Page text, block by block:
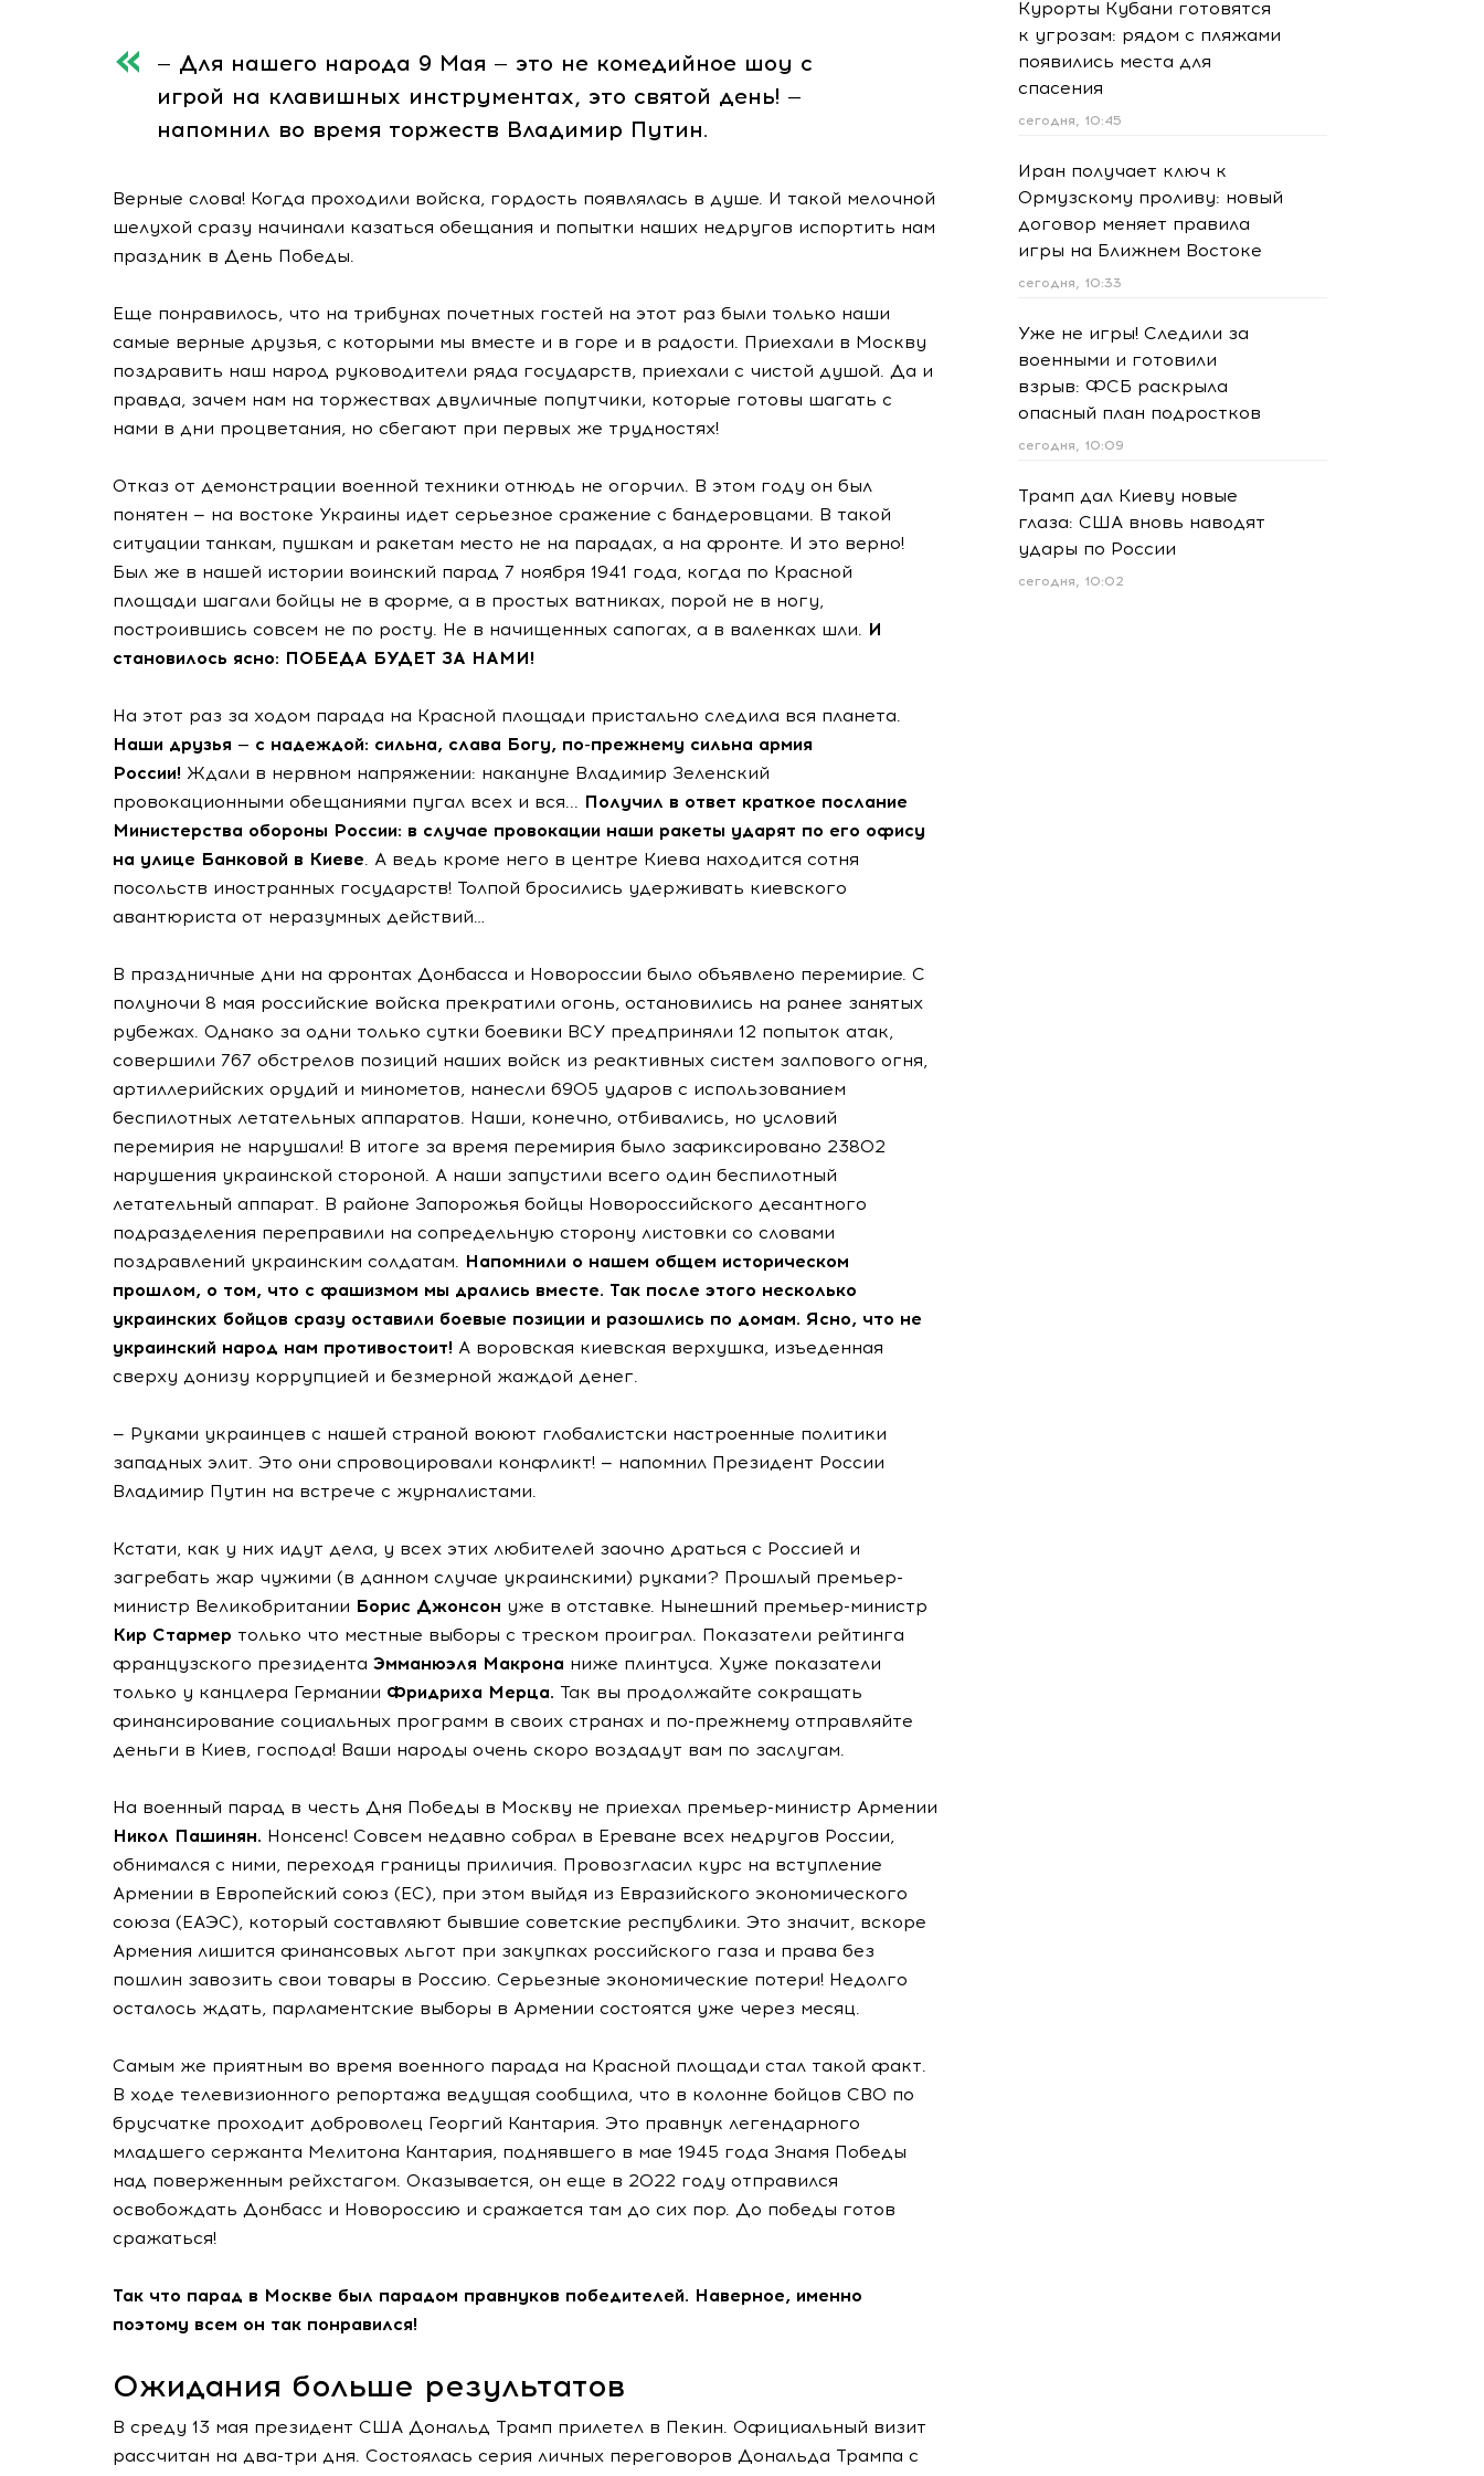
— Для нашего народа 9 Мая — это не комедийное шоу с
игрой на клавишных инструментах, это святой день! —
напомнил во время торжеств Владимир Путин.
Верные слова! Когда проходили войска, гордость появлялась в душе. И такой мелочной
шелухой сразу начинали казаться обещания и попытки наших недругов испортить нам
праздник в День Победы.
Еще понравилось, что на трибунах почетных гостей на этот раз были только наши
самые верные друзья, с которыми мы вместе и в горе и в радости. Приехали в Москву
поздравить наш народ руководители ряда государств, приехали с чистой душой. Да и
правда, зачем нам на торжествах двуличные попутчики, которые готовы шагать с
нами в дни процветания, но сбегают при первых же трудностях!
Отказ от демонстрации военной техники отнюдь не огорчил. В этом году он был
понятен — на востоке Украины идет серьезное сражение с бандеровцами. В такой
ситуации танкам, пушкам и ракетам место не на парадах, а на фронте. И это верно!
Был же в нашей истории воинский парад 7 ноября 1941 года, когда по Красной
площади шагали бойцы не в форме, а в простых ватниках, порой не в ногу,
построившись совсем не по росту. Не в начищенных сапогах, а в валенках шли. И
становилось ясно: ПОБЕДА БУДЕТ ЗА НАМИ!
На этот раз за ходом парада на Красной площади пристально следила вся планета.
Наши друзья — с надеждой: сильна, слава Богу, по-прежнему сильна армия
России! Ждали в нервном напряжении: накануне Владимир Зеленский
провокационными обещаниями пугал всех и вся... Получил в ответ краткое послание
Министерства обороны России: в случае провокации наши ракеты ударят по его офису
на улице Банковой в Киеве. А ведь кроме него в центре Киева находится сотня
посольств иностранных государств! Толпой бросились удерживать киевского
авантюриста от неразумных действий…
В праздничные дни на фронтах Донбасса и Новороссии было объявлено перемирие. С
полуночи 8 мая российские войска прекратили огонь, остановились на ранее занятых
рубежах. Однако за одни только сутки боевики ВСУ предприняли 12 попыток атак,
совершили 767 обстрелов позиций наших войск из реактивных систем залпового огня,
артиллерийских орудий и минометов, нанесли 6905 ударов с использованием
беспилотных летательных аппаратов. Наши, конечно, отбивались, но условий
перемирия не нарушали! В итоге за время перемирия было зафиксировано 23802
нарушения украинской стороной. А наши запустили всего один беспилотный
летательный аппарат. В районе Запорожья бойцы Новороссийского десантного
подразделения переправили на сопредельную сторону листовки со словами
поздравлений украинским солдатам. Напомнили о нашем общем историческом
прошлом, о том, что с фашизмом мы дрались вместе. Так после этого несколько
украинских бойцов сразу оставили боевые позиции и разошлись по домам. Ясно, что не
украинский народ нам противостоит! А воровская киевская верхушка, изъеденная
сверху донизу коррупцией и безмерной жаждой денег.
— Руками украинцев с нашей страной воюют глобалистски настроенные политики
западных элит. Это они спровоцировали конфликт! — напомнил Президент России
Владимир Путин на встрече с журналистами.
Кстати, как у них идут дела, у всех этих любителей заочно драться с Россией и
загребать жар чужими (в данном случае украинскими) руками? Прошлый премьер-
министр Великобритании Борис Джонсон уже в отставке. Нынешний премьер-министр
Кир Стармер только что местные выборы с треском проиграл. Показатели рейтинга
французского президента Эмманюэля Макрона ниже плинтуса. Хуже показатели
только у канцлера Германии Фридриха Мерца. Так вы продолжайте сокращать
финансирование социальных программ в своих странах и по-прежнему отправляйте
деньги в Киев, господа! Ваши народы очень скоро воздадут вам по заслугам.
На военный парад в честь Дня Победы в Москву не приехал премьер-министр Армении
Никол Пашинян. Нонсенс! Совсем недавно собрал в Ереване всех недругов России,
обнимался с ними, переходя границы приличия. Провозгласил курс на вступление
Армении в Европейский союз (ЕС), при этом выйдя из Евразийского экономического
союза (ЕАЭС), который составляют бывшие советские республики. Это значит, вскоре
Армения лишится финансовых льгот при закупках российского газа и права без
пошлин завозить свои товары в Россию. Серьезные экономические потери! Недолго
осталось ждать, парламентские выборы в Армении состоятся уже через месяц.
Самым же приятным во время военного парада на Красной площади стал такой факт.
В ходе телевизионного репортажа ведущая сообщила, что в колонне бойцов СВО по
брусчатке проходит доброволец Георгий Кантария. Это правнук легендарного
младшего сержанта Мелитона Кантария, поднявшего в мае 1945 года Знамя Победы
над поверженным рейхстагом. Оказывается, он еще в 2022 году отправился
освобождать Донбасс и Новороссию и сражается там до сих пор. До победы готов
сражаться!
Так что парад в Москве был парадом правнуков победителей. Наверное, именно
поэтому всем он так понравился!
Ожидания больше результатов
В среду 13 мая президент США Дональд Трамп прилетел в Пекин. Официальный визит
рассчитан на два-три дня. Состоялась серия личных переговоров Дональда Трампа с
Курорты Кубани готовятся
к угрозам: рядом с пляжами
появились места для
спасения
сегодня, 10:45
Иран получает ключ к
Ормузскому проливу: новый
договор меняет правила
игры на Ближнем Востоке
сегодня, 10:33
Уже не игры! Следили за
военными и готовили
взрыв: ФСБ раскрыла
опасный план подростков
сегодня, 10:09
Трамп дал Киеву новые
глаза: США вновь наводят
удары по России
сегодня, 10:02